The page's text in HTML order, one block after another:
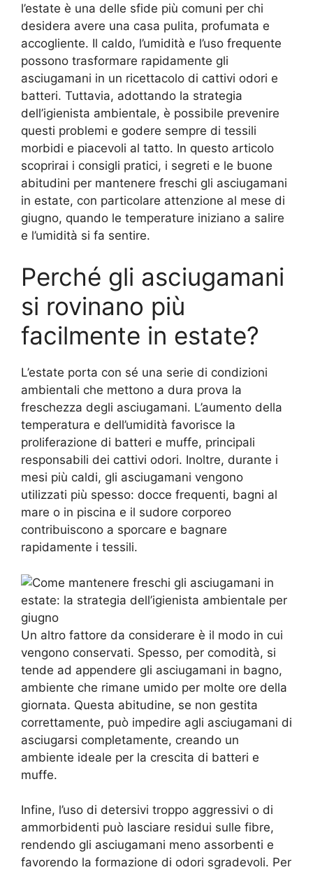
l’estate è una delle sfide più comuni per chi
desidera avere una casa pulita, profumata e
accogliente. Il caldo, l’umidità e l’uso frequente
possono trasformare rapidamente gli
asciugamani in un ricettacolo di cattivi odori e
batteri. Tuttavia, adottando la strategia
dell’igienista ambientale, è possibile prevenire
questi problemi e godere sempre di tessili
morbidi e piacevoli al tatto. In questo articolo
scoprirai i consigli pratici, i segreti e le buone
abitudini per mantenere freschi gli asciugamani
in estate, con particolare attenzione al mese di
giugno, quando le temperature iniziano a salire
e l’umidità si fa sentire.
Perché gli asciugamani
si rovinano più
facilmente in estate?
L’estate porta con sé una serie di condizioni
ambientali che mettono a dura prova la
freschezza degli asciugamani. L’aumento della
temperatura e dell’umidità favorisce la
proliferazione di batteri e muffe, principali
responsabili dei cattivi odori. Inoltre, durante i
mesi più caldi, gli asciugamani vengono
utilizzati più spesso: docce frequenti, bagni al
mare o in piscina e il sudore corporeo
contribuiscono a sporcare e bagnare
rapidamente i tessili.
Un altro fattore da considerare è il modo in cui
vengono conservati. Spesso, per comodità, si
tende ad appendere gli asciugamani in bagno,
ambiente che rimane umido per molte ore della
giornata. Questa abitudine, se non gestita
correttamente, può impedire agli asciugamani di
asciugarsi completamente, creando un
ambiente ideale per la crescita di batteri e
muffe.
Infine, l’uso di detersivi troppo aggressivi o di
ammorbidenti può lasciare residui sulle fibre,
rendendo gli asciugamani meno assorbenti e
favorendo la formazione di odori sgradevoli. Per